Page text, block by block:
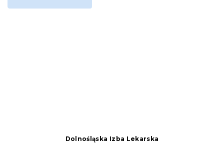
Dolnośląska Izba Lekarska